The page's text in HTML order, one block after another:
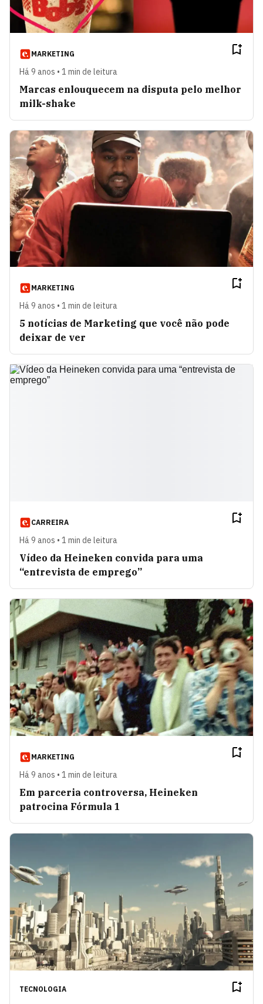
MARKETING
Há 9 anos • 1 min de leitura
Marcas enlouquecem na disputa pelo melhor
milk-shake
MARKETING
Há 9 anos • 1 min de leitura
5 notícias de Marketing que você não pode
deixar de ver
CARREIRA
Há 9 anos • 1 min de leitura
Vídeo da Heineken convida para uma
“entrevista de emprego”
MARKETING
Há 9 anos • 1 min de leitura
Em parceria controversa, Heineken
patrocina Fórmula 1
TECNOLOGIA